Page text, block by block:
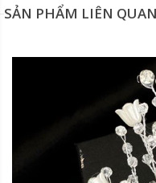
SẢN PHẨM LIÊN QUAN